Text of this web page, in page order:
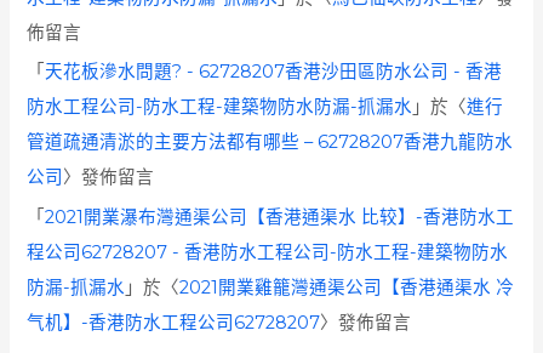
佈留言
「 天花板滲水問題? - 62728207香港沙田區防水公司 - 香港
防水工程公司-防水工程-建築物防水防漏-抓漏水 」於〈進行
管道疏通清淤的主要方法都有哪些 – 62728207香港九龍防水
公司 〉發佈留言
「2021開業瀑布灣通渠公司【香港通渠水 比较】-香港防水工
程公司62728207 - 香港防水工程公司-防水工程-建築物防水
防漏-抓漏水 」於〈2021開業雞籠灣通渠公司【香港通渠水 冷
气机】-香港防水工程公司62728207〉發佈留言